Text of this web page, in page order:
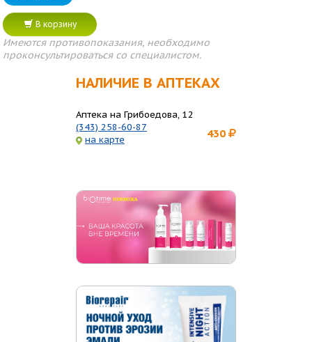
В корзину
Имеются противопоказания, необходимо
проконсультироваться со специалистом.
НАЛИЧИЕ В АПТЕКАХ
Аптека на Грибоедова, 12
(343) 258-60-87
на карте
430